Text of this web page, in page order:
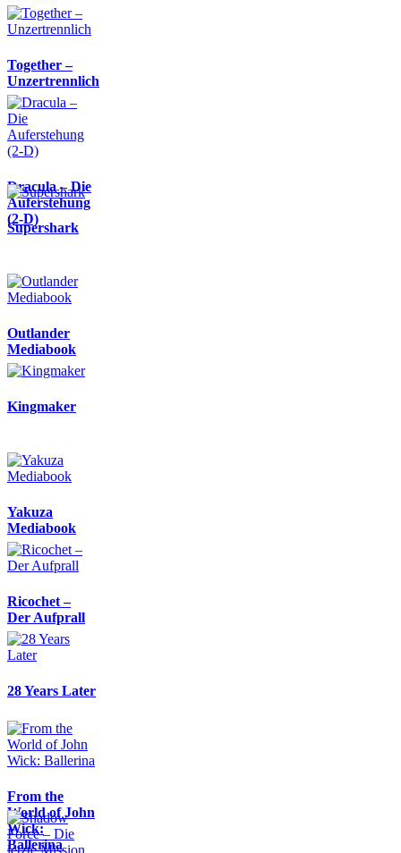
Together –
Unzertrennlich
Dracula – Die
Auferstehung
(2-D)
Supershark
Outlander
Mediabook
Kingmaker
Yakuza
Mediabook
Ricochet –
Der Aufprall
28 Years Later
From the
World of John
Wick:
Ballerina